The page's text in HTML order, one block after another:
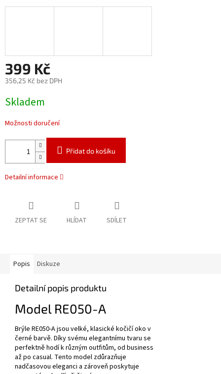
399 Kč
356,25 Kč bez DPH
cena:
Skladem
Možnosti doručení
Přidat do košíku
Detailní informace
ZEPTAT SE HLÍDAT SDÍLET
Popis Diskuze
Detailní popis produktu
Model RE050-A
Brýle RE050-Ajsou velké, klasické kočičí oko v
černé barvě. Díky svému elegantnímu tvaru se
perfektně hodí k různým outfitům, od business
až po casual. Tento model zdůrazňuje
nadčasovou eleganci a zároveň poskytuje